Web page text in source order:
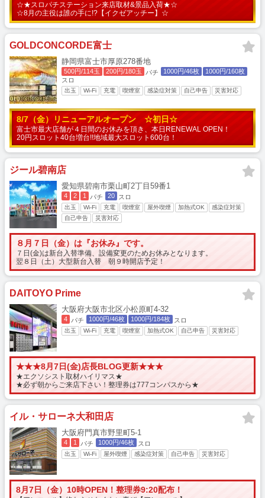
☆★スロパチステーション来店取材&景品入荷★☆
☆8月の主役は誰の手に!?【イクゼアッチー】☆
GOLDCONCORDE富士
静岡県富士市厚原278番地
500円/114玉 200円/180玉 パチ 1000円/46枚
1000円/160枚
スロ
出玉 Wi-Fi 充電 喫煙室 感染症対策 自己申告 災害対応
8/7（金）リニューアルオープン ☆初日☆
富士市最大店舗が４日間のお休みを頂き、本日RENEWAL OPEN！
20円スロット40台増台!!地域最大スロット600台！
ジール碧南店
愛知県碧南市栗山町2丁目59番1
4 2 1 パチ 20 スロ
出玉 Wi-Fi 充電 喫煙室 屋外喫煙 加熱式OK
感染症対策
自己申告
災害対応
８月７日（金）は『お休み』です。
７日(金)は新台入替準備、設備変更のためお休みとなります。
翌８日（土）大型新台入替 朝９時開店予定！
DAITOYO Prime
大阪府大阪市北区小松原町4-32
4 パチ 1000円/46枚 1000円/184枚 スロ
出玉 Wi-Fi 充電 喫煙室 加熱式OK 自己申告 災害対応
★★★8月7日(金)店長BLOG更新★★★
★エクソシスト取材ハイリマス★
★必ず朝からご来店下さい！整理券は777コンパスから★
イル・サローネ大和田店
大阪府門真市野里町5-1
4 1 パチ 1000円/46枚 スロ
出玉 Wi-Fi 屋外喫煙 感染症対策 自己申告 災害対応
8月7日（金）10時OPEN！整理券9:20配布！